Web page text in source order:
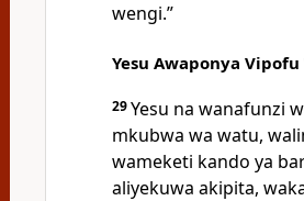
wengi.”
Yesu Awaponya
29Yesu na wanafunzi
mkubwa wa watu,
wameketi kando ya
aliyekuwa akipita,